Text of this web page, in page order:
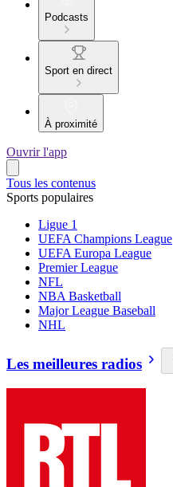
Podcasts
Sport en direct
À proximité
Ouvrir l'app
Tous les contenus
Sports populaires
Ligue 1
UEFA Champions League
UEFA Europa League
Premier League
NFL
NBA Basketball
Major League Baseball
NHL
Les meilleures radios